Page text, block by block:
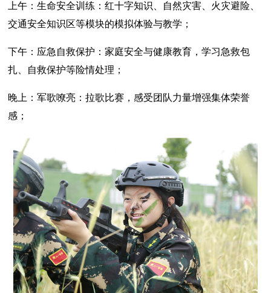
上午：生命安全训练：红十字知识、自然灾害、火灾避险、
交通安全知识区等模块的模拟体验与教学；
下午：应急自救保护：家庭安全与健康教育，学习急救包
扎、自救保护等险情处理；
晚上：军歌嘹亮：拉歌比赛，感受团队力量增强集体荣誉
感；